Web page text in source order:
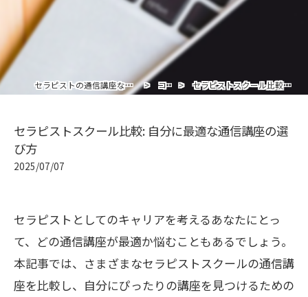
セラピストの通信講座ならグローバルボディケア総合学院 コラム セラピストスクール比較: 自分に最適な通信講座の選び方
セラピストスクール比較: 自分に最適な通信講座の選
び方
2025/07/07
セラピストとしてのキャリアを考えるあなたにとっ
て、どの通信講座が最適か悩むこともあるでしょう。
本記事では、さまざまなセラピストスクールの通信講
座を比較し、自分にぴったりの講座を見つけるための